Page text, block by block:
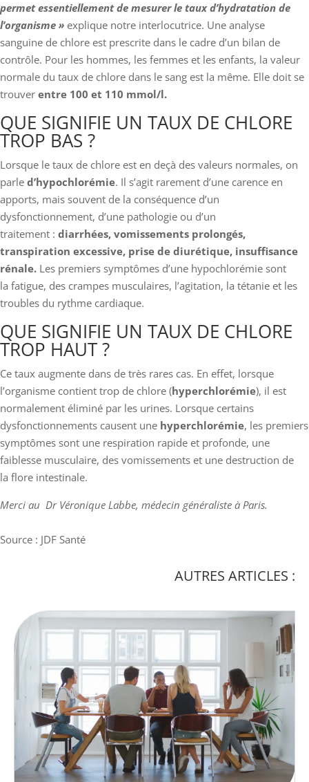
permet essentiellement de mesurer le taux d’hydratation de
l’organisme » explique notre interlocutrice. Une analyse
sanguine de chlore est prescrite dans le cadre d’un bilan de
contrôle. Pour les hommes, les femmes et les enfants, la valeur
normale du taux de chlore dans le sang est la même. Elle doit se
trouver entre 100 et 110 mmol/l.
QUE SIGNIFIE UN TAUX DE CHLORE
TROP BAS ?
Lorsque le taux de chlore est en deçà des valeurs normales, on
parle d’hypochlorémie. Il s’agit rarement d’une carence en
apports, mais souvent de la conséquence d’un
dysfonctionnement, d’une pathologie ou d’un
traitement : diarrhées, vomissements prolongés,
transpiration excessive, prise de diurétique, insuffisance
rénale. Les premiers symptômes d’une hypochlorémie sont
la fatigue, des crampes musculaires, l’agitation, la tétanie et les
troubles du rythme cardiaque.
QUE SIGNIFIE UN TAUX DE CHLORE
TROP HAUT ?
Ce taux augmente dans de très rares cas. En effet, lorsque
l’organisme contient trop de chlore (hyperchlorémie), il est
normalement éliminé par les urines. Lorsque certains
dysfonctionnements causent une hyperchlorémie, les premiers
symptômes sont une respiration rapide et profonde, une
faiblesse musculaire, des vomissements et une destruction de
la flore intestinale.
Merci au Dr Véronique Labbe, médecin généraliste à Paris.
Source : JDF Santé
AUTRES ARTICLES :